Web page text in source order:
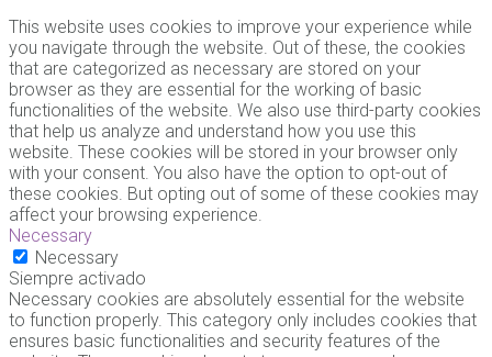
This website uses cookies to improve your experience while
you navigate through the website. Out of these, the cookies
that are categorized as necessary are stored on your
browser as they are essential for the working of basic
functionalities of the website. We also use third-party cookies
that help us analyze and understand how you use this
website. These cookies will be stored in your browser only
with your consent. You also have the option to opt-out of
these cookies. But opting out of some of these cookies may
affect your browsing experience.
Necessary
Necessary
Siempre activado
Necessary cookies are absolutely essential for the website
to function properly. This category only includes cookies that
ensures basic functionalities and security features of the